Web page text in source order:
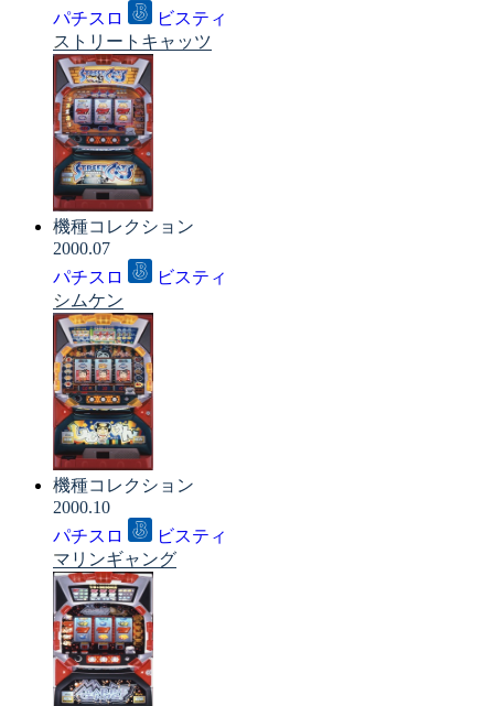
パチスロ
ビスティ
ストリートキャッツ
機種コレクション
2000.07
パチスロ
ビスティ
シムケン
機種コレクション
2000.10
パチスロ
ビスティ
マリンギャング